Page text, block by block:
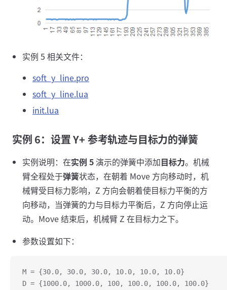
实例 5 相关文件：
soft_y_line.pro
soft_y_line.lua
init.lua
实例 6：设置 Y+ 参考轨迹与目标力的弹簧
实例说明：在实例 5演示的弹簧中添加目标力。机械
臂全程处于弹簧状态，在朝着 Move 方向移动时，机
械臂受目标力影响，Z 方向会朝着使目标力平衡的方
向移动，当弹簧的力与目标力平衡后，Z 方向停止运
动。Move 结束后，机械臂 Z 在目标力之下。
参数设置如下：
M = {30.0, 30.0, 30.0, 10.0, 10.0, 10.0}
D = {1000.0, 1000.0, 100, 100.0, 100.0, 100.0}